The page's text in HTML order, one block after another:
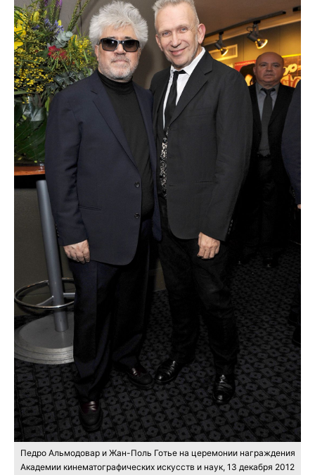
Педро Альмодовар и Жан-Поль Готье на церемонии награждения
Академии кинематографических искусств и наук, 13 декабря 2012